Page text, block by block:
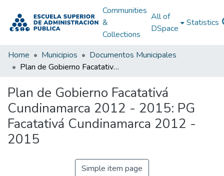
Communities
&
Collections
All of
DSpace
Statistics
Home Municipios
Documentos Municipales
Plan de Gobierno Facatativá Cundinamarca 2012 - 2015: PG Facatativá Cundinamarca 2012 - 2015
Plan de Gobierno Facatativá
Cundinamarca 2012 - 2015: PG
Facatativá Cundinamarca 2012 -
2015
Simple item page